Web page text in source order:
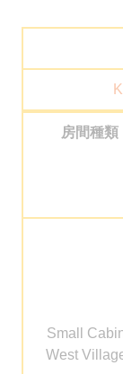
網誌
免費取得 Sun N
房間種類
Small
West